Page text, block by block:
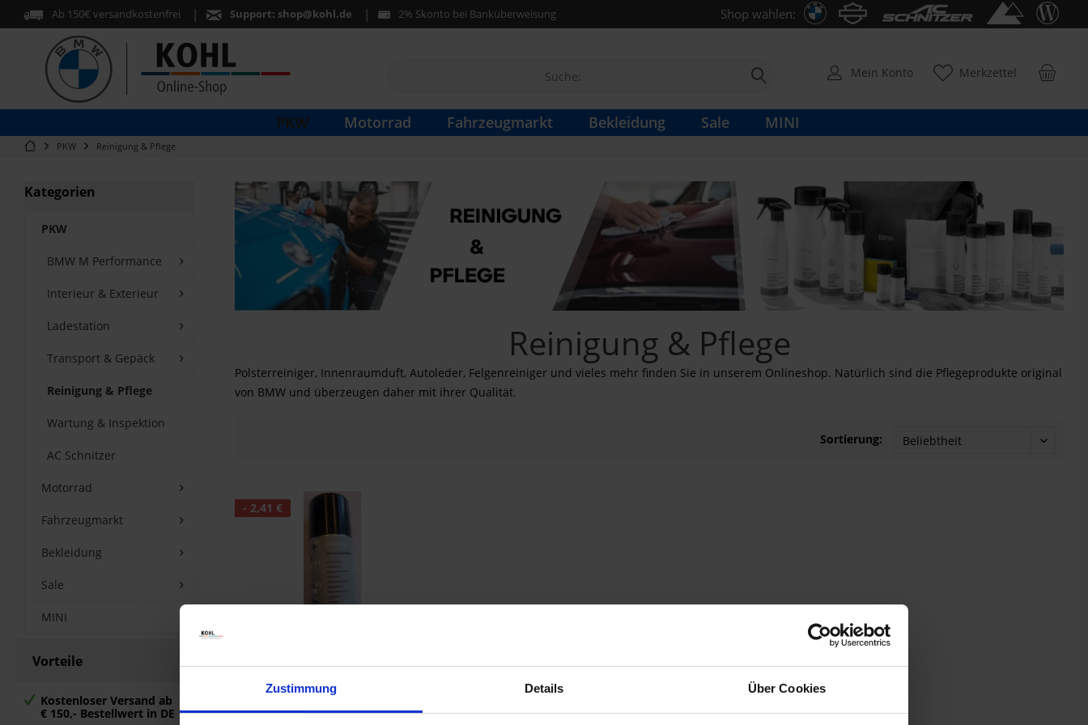
Zustimmung Details Über Cookies
Ab 150€ versandkostenfrei Support: shop@kohl.de 2% Skonto bei Banküberweisung Shop wählen:
Merkzettel
Mein Konto
PKW Motorrad Fahrzeugmarkt Bekleidung Sale MINI
PKW Reinigung & Pflege
Kategorien
PKW
BMW M Performance
Interieur & Exterieur
Ladestation
Transport & Gepäck
Reinigung & Pflege
Wartung & Inspektion
AC Schnitzer
Motorrad
Fahrzeugmarkt
Bekleidung
Sale
MINI
Vorteile
Kostenloser Versand ab
€ 150,- Bestellwert in DE
Reinigung & Pflege
Polsterreiniger, Innenraumduft, Autoleder, Felgenreiniger und vieles mehr finden Sie in unserem Onlineshop. Natürlich sind die Pflegeprodukte original
von BMW und überzeugen daher mit ihrer Qualität.
Sortierung:
- 2,41 €
6,99 €
Vergleichen Merken